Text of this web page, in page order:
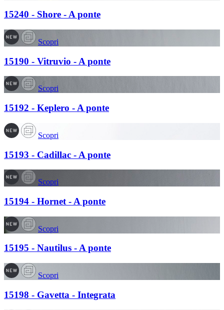
15240 - Shore - A ponte
Scopri
15190 - Vitruvio - A ponte
Scopri
15192 - Keplero - A ponte
Scopri
15193 - Cadillac - A ponte
Scopri
15194 - Hornet - A ponte
Scopri
15195 - Nautilus - A ponte
Scopri
15198 - Gavetta - Integrata